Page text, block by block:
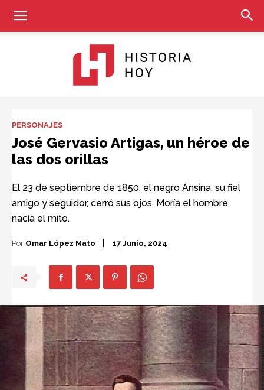
PERSONAJES
José Gervasio Artigas, un héroe de
las dos orillas
El 23 de septiembre de 1850, el negro Ansina, su fiel
amigo y seguidor, cerró sus ojos. Moría el hombre,
nacía el mito.
Por Omar López Mato 17 Junio, 2024